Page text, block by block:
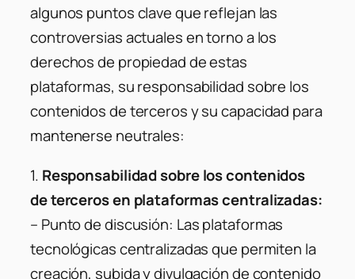
algunos puntos clave que reflejan las
controversias actuales en torno a los
derechos de propiedad de estas
plataformas, su responsabilidad sobre los
contenidos de terceros y su capacidad para
mantenerse neutrales:
1. Responsabilidad sobre los contenidos
de terceros en plataformas centralizadas:
– Punto de discusión: Las plataformas
tecnológicas centralizadas que permiten la
creación, subida y divulgación de contenido